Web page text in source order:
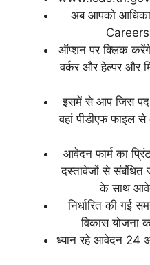
अब आपको
Careers
ऑप्शन पर क्लिक
वर्कर और हेल्पर और
इसमें से आप जिस पद
वहां पीडीएफ फाइल
आवेदन फार्म का
दस्तावेजों से संबंधित
के साथ
निर्धारित की गई
विकास योजना
ध्यान रहे आवेदन 24